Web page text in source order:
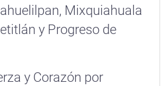
Mixquiahuala
y Progreso de
y Corazón por